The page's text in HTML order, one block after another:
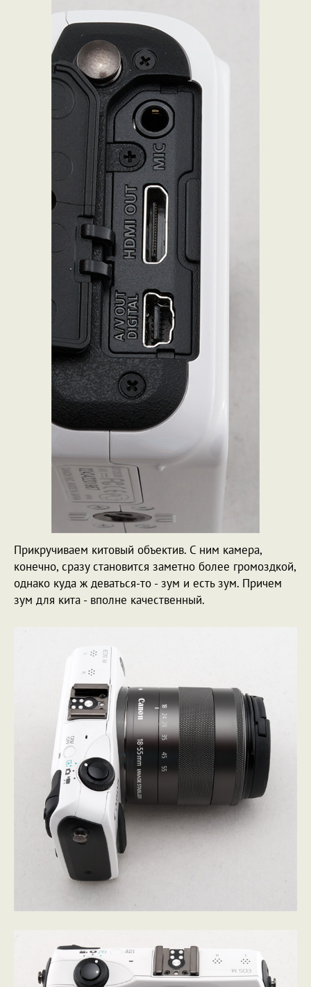
Прикручиваем китовый объектив. С ним камера,
конечно, сразу становится заметно более громоздкой,
однако куда ж деваться-то - зум и есть зум. Причем
зум для кита - вполне качественный.